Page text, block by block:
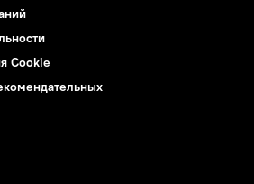
Cookie